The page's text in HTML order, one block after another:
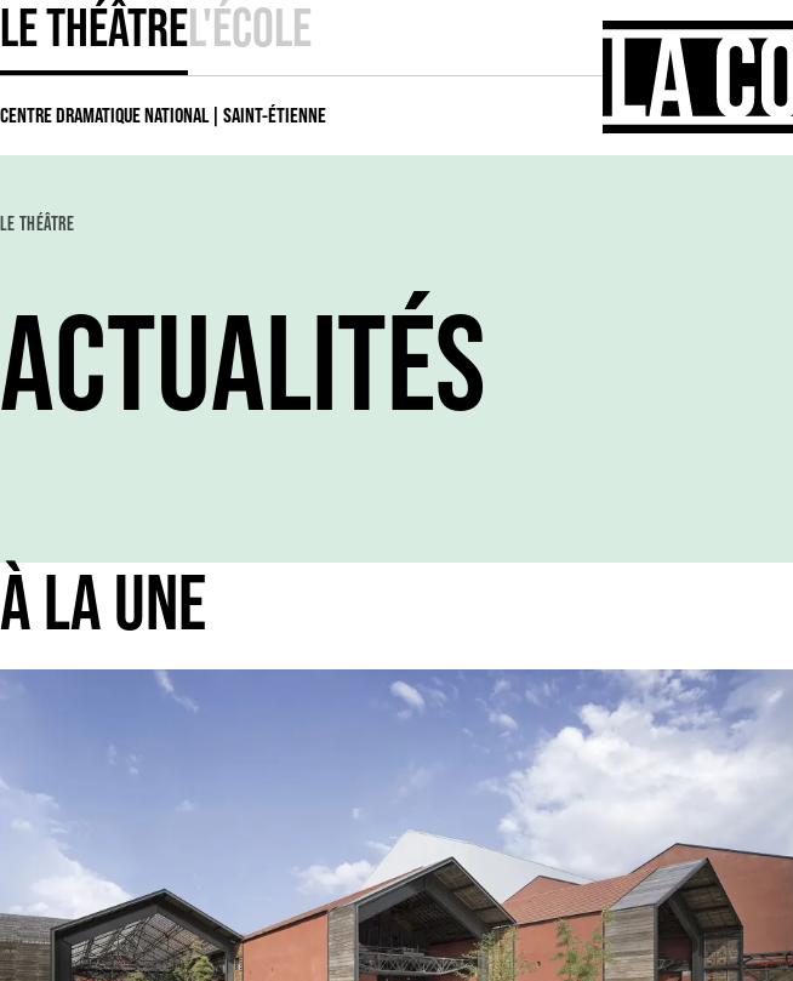
LE THÉÂTREL'ÉCOLE
CENTRE DRAMATIQUE NATIONAL | SAINT-ÉTIENNE
LE THÉÂTRE
ACTUALITÉS
À LA UNE